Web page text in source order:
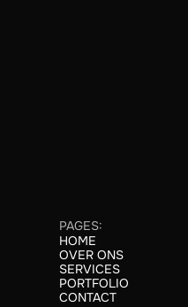
PAGES:
HOME
HOME
OVER ONS
ABOUT
SERVICES
SERVICES
PORTFOLIO
CASE STUDIES
CONTACT